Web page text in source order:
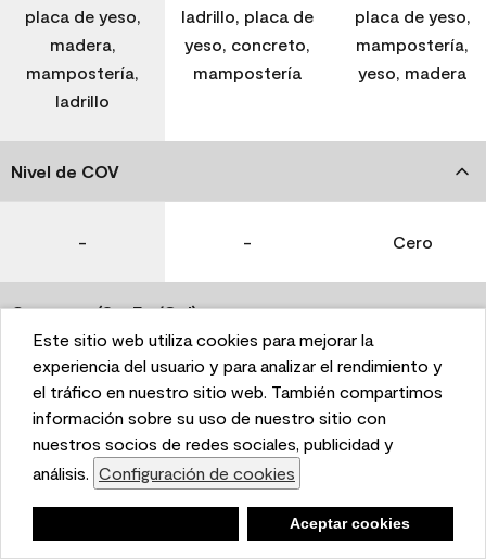
This website uses cookies to enhance user experience
and to analyze performance and traffic on our website.
We also share information about your use of our site
with our social media, advertising, and analytics
partners. Cookie Settings
Accept Cookies
Este sitio web utiliza cookies para mejorar la
experiencia del usuario y para analizar el rendimiento y
el tráfico en nuestro sitio web. También compartimos
información sobre su uso de nuestro sitio con
nuestros socios de redes sociales, publicidad y
análisis. Configuración de cookies
Aceptar cookies
placa de yeso,
madera,
mampostería,
ladrillo
ladrillo, placa de
yeso, concreto,
mampostería
placa de yeso,
mampostería,
yeso, madera
Nivel de COV
- - Cero
Coverage (Sq. Ft./Gal)
350-400 400-450 400-450
Tiempo de secado
1 hora